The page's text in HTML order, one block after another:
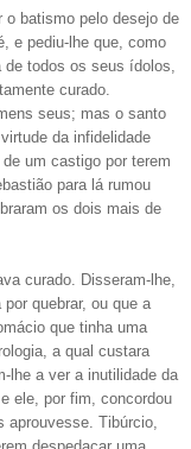
o batismo pelo desejo de
e pediu-lhe que, como
de todos os seus ídolos,
curado.
seus; mas o santo
da infidelidade
um castigo por terem
para lá rumou
os dois mais de
curado. Disseram-lhe,
quebrar, ou que a
que tinha uma
a qual custara
lhe a ver a inutilidade da
ele, por fim, concordou
aprouvesse. Tibúrcio,